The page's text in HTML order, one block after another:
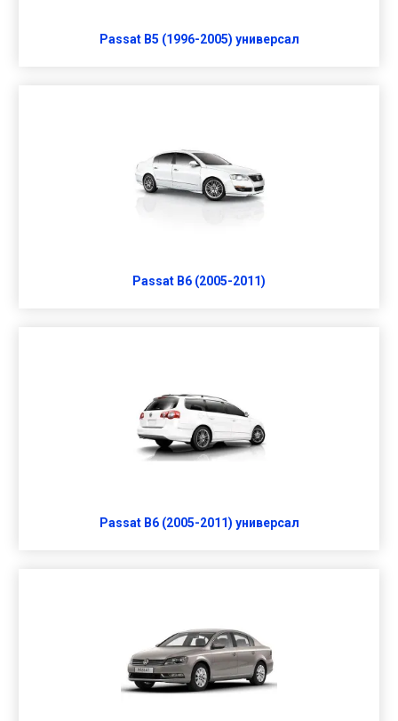
Passat B5 (1996-2005) универсал
Passat B6 (2005-2011)
Passat B6 (2005-2011) универсал